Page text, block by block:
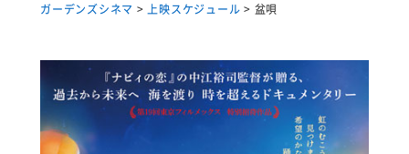
ガーデンズシネマ >上映スケジュール > 盆唄